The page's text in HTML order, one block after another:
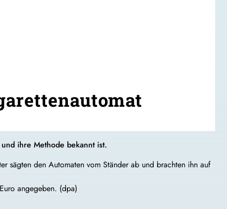
ihre Methode bekannt ist.
sägten den Automaten vom Ständer ab und brachten ihn auf
angegeben. (dpa)